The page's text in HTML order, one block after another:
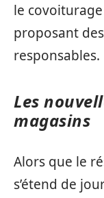
le
proposant
responsables.
Les
magasins
Alors que le
s’étend de